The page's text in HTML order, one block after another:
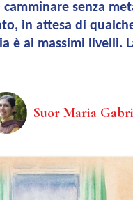
senza
in attesa di
è ai massimi livelli.
Suor Maria